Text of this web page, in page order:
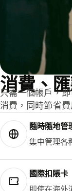
消費、
只需一個帳戶，
消費，同時節省費
隨時隨地管
集中管理各
國際扣賬卡